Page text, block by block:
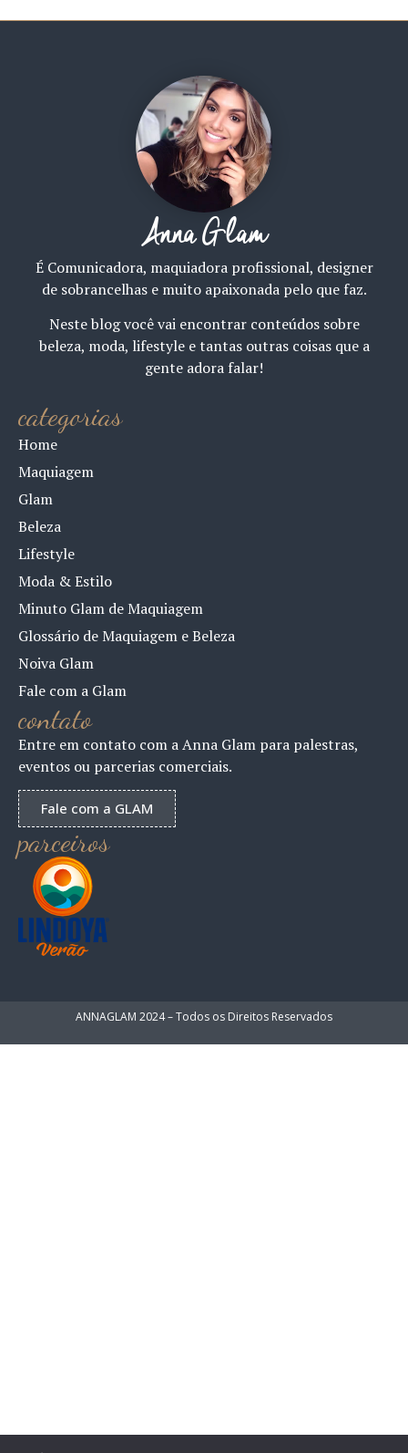
Anna Glam
É Comunicadora, maquiadora profissional, designer
de sobrancelhas e muito apaixonada pelo que faz.
Neste blog você vai encontrar conteúdos sobre
beleza, moda, lifestyle e tantas outras coisas que a
gente adora falar!
categorias
Home
Maquiagem
Glam
Beleza
Lifestyle
Moda & Estilo
Minuto Glam de Maquiagem
Glossário de Maquiagem e Beleza
Noiva Glam
Fale com a Glam
contato
Entre em contato com a Anna Glam para palestras,
eventos ou parcerias comerciais.
Fale com a GLAM
parceiros
ANNAGLAM 2024 – Todos os Direitos Reservados